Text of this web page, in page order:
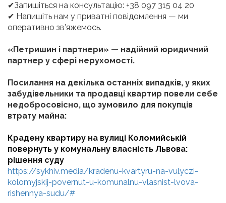
✔Запишіться на консультацію: +38 097 315 04 20
✔ Напишіть нам у приватні повідомлення — ми
оперативно зв’яжемось.
«Петришин і партнери» — надійний юридичний
партнер у сфері нерухомості.
Посилання на декілька останніх випадків, у яких
забудівельники та продавці квартир повели себе
недобросовісно, що зумовило для покупців
втрату майна:
Крадену квартиру на вулиці Коломийській
повернуть у комунальну власність Львова:
рішення суду
https://sykhiv.media/kradenu-kvartyru-na-vulyczi-
kolomyjskij-povernut-u-komunalnu-vlasnist-lvova-
rishennya-sudu/#